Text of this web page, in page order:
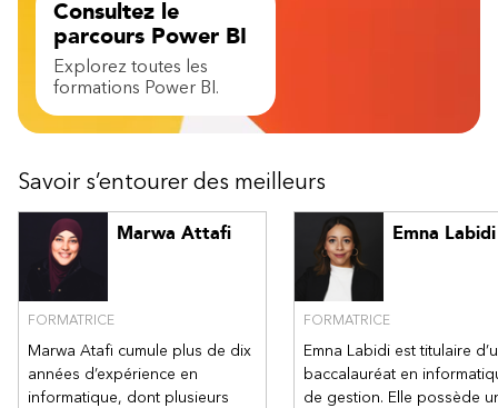
Consultez le
parcours Power BI
Explorez toutes les
formations Power BI.
Savoir s’entourer des meilleurs
Marwa Attafi
FORMATRICE
Marwa Atafi cumule plus de dix
années d’expérience en
informatique, dont plusieurs
Emna Labidi
FORMATRICE
Emna Labidi est titulaire
baccalauréat en
de gestion. Elle possède